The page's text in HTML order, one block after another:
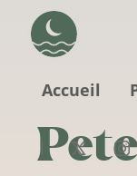
Accueil